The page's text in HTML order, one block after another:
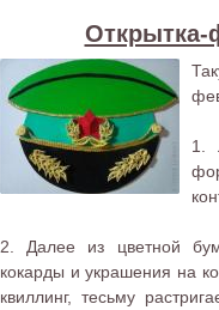
Открытка-
1.
2. Далее из цветной
кокарды и украшения на
квиллинг, тесьму